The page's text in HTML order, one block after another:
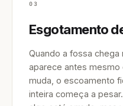
03
Esgotamento
Quando a fossa
aparece antes
muda, o escoamento
inteira começa a